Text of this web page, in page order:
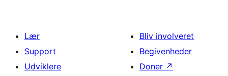
Lær
Support
Udviklere
Bliv involveret
Begivenheder
Doner ↗